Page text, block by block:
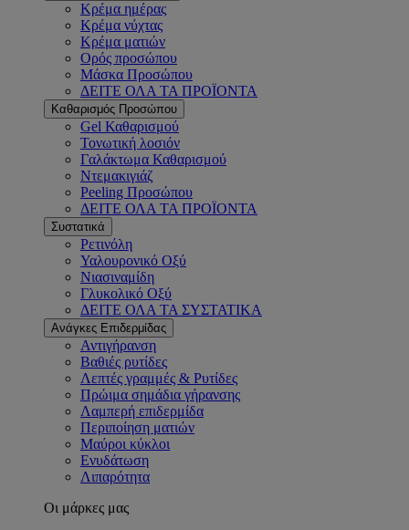
Κρέμα ημέρας
Κρέμα νύχτας
Κρέμα ματιών
Ορός προσώπου
Μάσκα Προσώπου
ΔΕΙΤΕ ΟΛΑ ΤΑ ΠΡΟΪΟΝΤΑ
Καθαρισμός Προσώπου
Gel Καθαρισμού
Τονωτική λοσιόν
Γαλάκτωμα Καθαρισμού
Ντεμακιγιάζ
Peeling Προσώπου
ΔΕΙΤΕ ΟΛΑ ΤΑ ΠΡΟΪΟΝΤΑ
Συστατικά
Ρετινόλη
Υαλουρονικό Οξύ
Νιασιναμίδη
Γλυκολικό Οξύ
ΔΕΙΤΕ ΟΛΑ ΤΑ ΣΥΣΤΑΤΙΚΑ
Ανάγκες Επιδερμίδας
Αντιγήρανση
Βαθιές ρυτίδες
Λεπτές γραμμές & Ρυτίδες
Πρώιμα σημάδια γήρανσης
Λαμπερή επιδερμίδα
Περιποίηση ματιών
Μαύροι κύκλοι
Ενυδάτωση
Λιπαρότητα
Οι μάρκες μας